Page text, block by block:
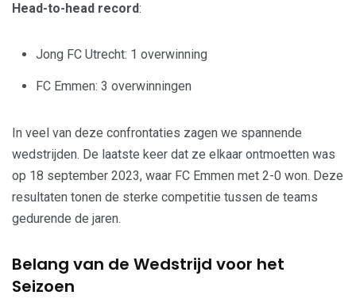
Head-to-head record:
Jong FC Utrecht: 1 overwinning
FC Emmen: 3 overwinningen
In veel van deze confrontaties zagen we spannende
wedstrijden. De laatste keer dat ze elkaar ontmoetten was
op 18 september 2023, waar FC Emmen met 2-0 won. Deze
resultaten tonen de sterke competitie tussen de teams
gedurende de jaren.
Belang van de Wedstrijd voor het
Seizoen